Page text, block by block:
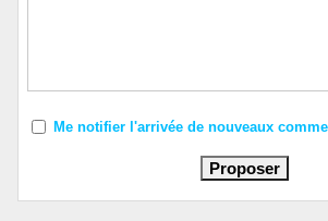
Me notifier l'arrivée de nouveaux